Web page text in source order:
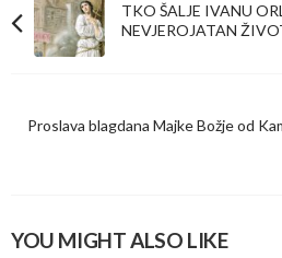
TKO ŠALJE IVANU
NEVJEROJATAN
Proslava blagdana Majke Božje od
YOU MIGHT ALSO LIKE